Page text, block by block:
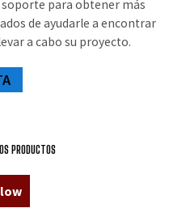
para obtener más
de ayudarle a encontrar
a cabo su proyecto.
PRODUCTOS